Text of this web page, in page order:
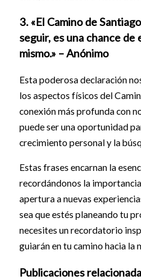
3. «El Camino de
seguir, es una chance
mismo.» – Anónimo
Esta poderosa declaración
los aspectos físicos del
conexión más profunda con
puede ser una oportunidad
crecimiento personal y la
Estas frases encarnan la
recordándonos la
apertura a nuevas
sea que estés planeando tu
necesites un recordatorio
guiarán en tu camino hacia la
Publicaciones